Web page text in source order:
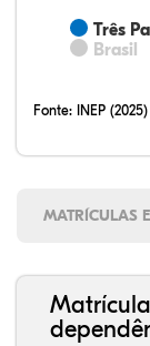
Três
Brasil
Fonte: INEP (2025)
MATRÍCULAS